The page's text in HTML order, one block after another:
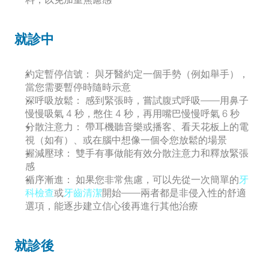
就診中
約定暫停信號： 與牙醫約定一個手勢（例如舉手），
當您需要暫停時隨時示意
深呼吸放鬆： 感到緊張時，嘗試腹式呼吸——用鼻子
慢慢吸氣 4 秒，憋住 4 秒，再用嘴巴慢慢呼氣 6 秒
分散注意力： 帶耳機聽音樂或播客、看天花板上的電
視（如有）、或在腦中想像一個令您放鬆的場景
握減壓球： 雙手有事做能有效分散注意力和釋放緊張
感
循序漸進： 如果您非常焦慮，可以先從一次簡單的牙
科檢查或牙齒清潔開始——兩者都是非侵入性的舒適
選項，能逐步建立信心後再進行其他治療
就診後